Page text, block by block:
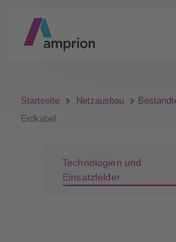
Startseite Netzausbau
Erdkabel
Technologien und
Einsatzfelder